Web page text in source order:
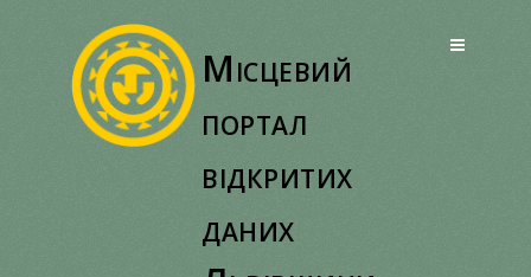
Місцевий
портал
відкритих
даних